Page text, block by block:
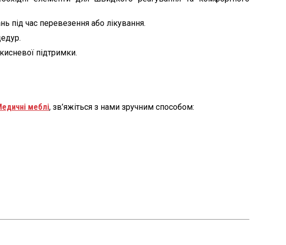
під час перевезення або лікування.
підтримки.
меблі, зв’яжіться з нами зручним способом: